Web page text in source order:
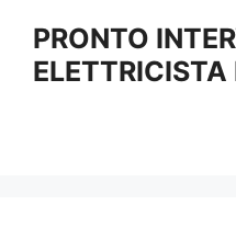
contenuto
PRONTO
ELETTRICISTA